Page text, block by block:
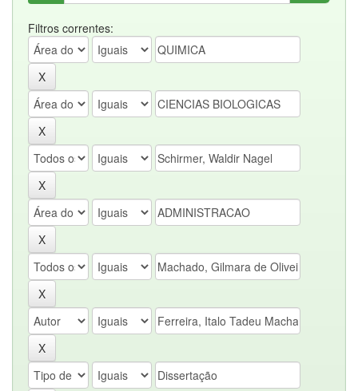
Filtros correntes: